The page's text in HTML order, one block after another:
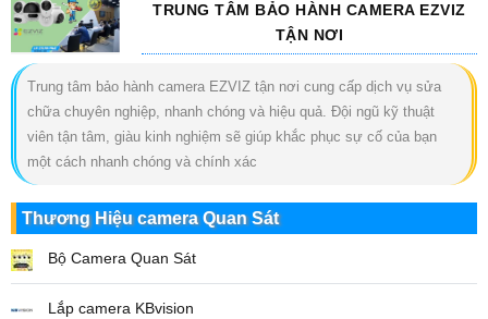
TRUNG TÂM BẢO HÀNH CAMERA EZVIZ
TẬN NƠI
Trung tâm bảo hành camera EZVIZ tận nơi cung cấp dịch vụ sửa
chữa chuyên nghiệp, nhanh chóng và hiệu quả. Đội ngũ kỹ thuật
viên tận tâm, giàu kinh nghiệm sẽ giúp khắc phục sự cố của bạn
một cách nhanh chóng và chính xác
Thương Hiệu camera Quan Sát
Bộ Camera Quan Sát
Lắp camera KBvision